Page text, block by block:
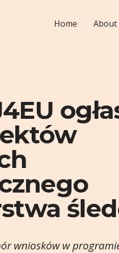
Home About
wniosków w